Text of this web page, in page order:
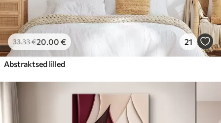
33.33€20.00 € 21
Abstraktsed lilled